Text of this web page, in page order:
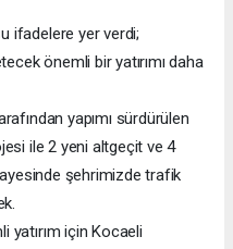
ifadelere yer verdi;
önemli bir yatırımı daha
yapımı sürdürülen
ile 2 yeni altgeçit ve 4
şehrimizde trafik
yatırım için Kocaeli